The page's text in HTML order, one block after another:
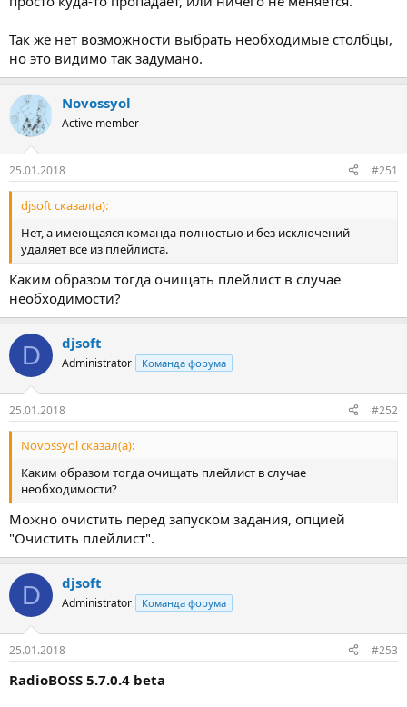
Так же нет возможности выбрать необходимые столбцы,
но это видимо так задумано.
Novossyol
Active member
25.01.2018 #251
djsoft сказал(а):
Нет, а имеющаяся команда полностью и без исключений
удаляет все из плейлиста.
Каким образом тогда очищать плейлист в случае
необходимости?
D djsoft
Administrator Команда форума
25.01.2018 #252
Novossyol сказал(а):
Каким образом тогда очищать плейлист в случае
необходимости?
Можно очистить перед запуском задания, опцией
"Очистить плейлист".
D djsoft
Administrator Команда форума
25.01.2018 #253
RadioBOSS 5.7.0.4 beta